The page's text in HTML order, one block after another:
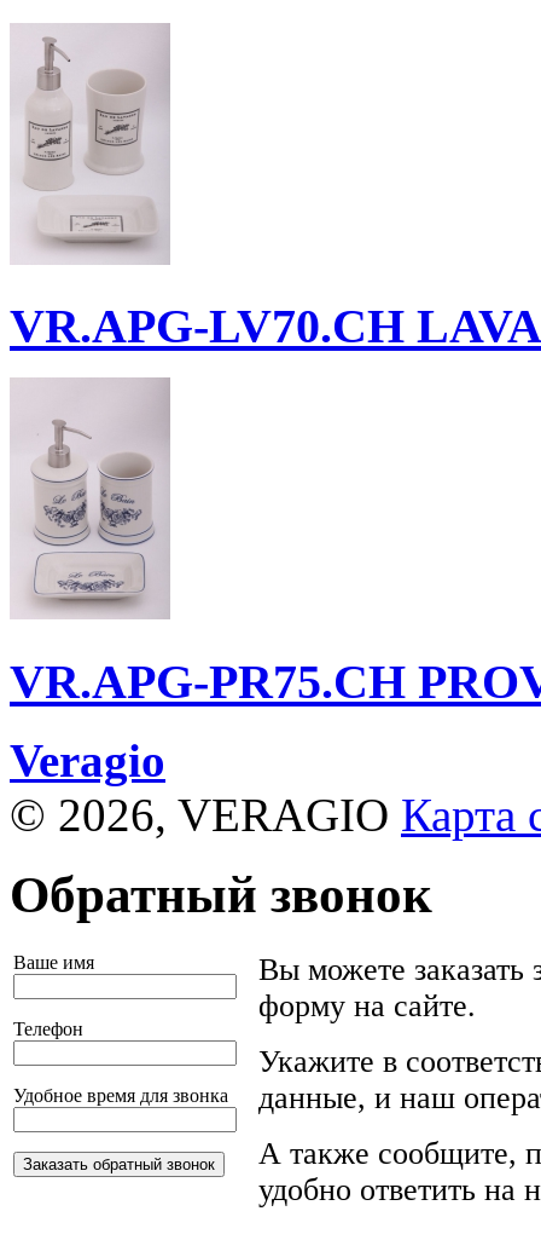
VR.APG-LV70.CH
VR.APG-PR75.CH
Veragio
© 2026, VERAGIO Карта
Обратный звонок
Ваше имя
Телефон
Удобное время для звонка
Вы можете заказать
форму на сайте.
Укажите в
данные, и наш
А также сообщите,
удобно ответить на